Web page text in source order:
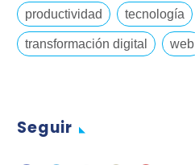
productividad tecnología
transformación digital web
Seguir